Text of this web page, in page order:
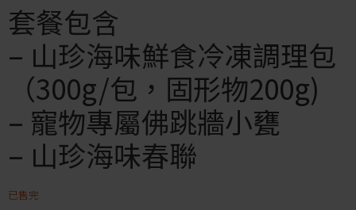
套餐包含
– 山珍海味鮮食冷凍調理包
（300g/包，固形物200g)
– 寵物專屬佛跳牆小甕
– 山珍海味春聯
已售完